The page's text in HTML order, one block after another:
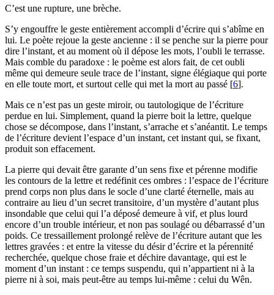
C’est une rupture, une brèche.
S’y engouffre le geste entièrement accompli d’écrire qui s’abîme en
lui. Le poète rejoue la geste ancienne : il se penche sur la pierre pour
dire l’instant, et au moment où il dépose les mots, l’oubli le terrasse.
Mais comble du paradoxe : le poème est alors fait, de cet oubli
même qui demeure seule trace de l’instant, signe élégiaque qui porte
en elle toute mort, et surtout celle qui met la mort au passé [6].
Mais ce n’est pas un geste miroir, ou tautologique de l’écriture
perdue en lui. Simplement, quand la pierre boit la lettre, quelque
chose se décompose, dans l’instant, s’arrache et s’anéantit. Le temps
de l’écriture devient l’espace d’un instant, cet instant qui, se fixant,
produit son effacement.
La pierre qui devait être garante d’un sens fixe et pérenne modifie
les contours de la lettre et redéfinit ces ombres : l’espace de l’écriture
prend corps non plus dans le socle d’une clarté éternelle, mais au
contraire au lieu d’un secret transitoire, d’un mystère d’autant plus
insondable que celui qui l’a déposé demeure à vif, et plus lourd
encore d’un trouble intérieur, et non pas soulagé ou débarrassé d’un
poids. Ce tressaillement prolongé relève de l’écriture autant que les
lettres gravées : et entre la vitesse du désir d’écrire et la pérennité
recherchée, quelque chose fraie et déchire davantage, qui est le
moment d’un instant : ce temps suspendu, qui n’appartient ni à la
pierre ni à soi, mais peut-être au temps lui-même : celui du Wên.